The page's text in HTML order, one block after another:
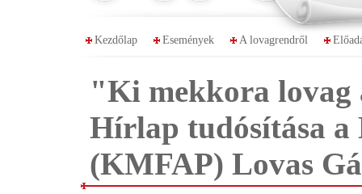
Kezdőlap Események A lovagrendről
"Ki mekkora lovag
Hírlap tudósítása
(KMFAP) Lovas